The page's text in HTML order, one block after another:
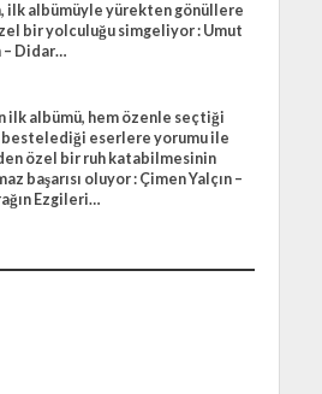
ilk albümüyle yürekten gönüllere
bir yolculuğu simgeliyor : Umut
– Didar…
ilk albümü, hem özenle seçtiği
bestelediği eserlere yorumu ile
özel bir ruh katabilmesinin
başarısı oluyor : Çimen Yalçın –
Ezgileri…